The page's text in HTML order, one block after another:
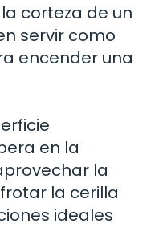
corteza de un
servir como
encender una
en la
la
la cerilla
ideales